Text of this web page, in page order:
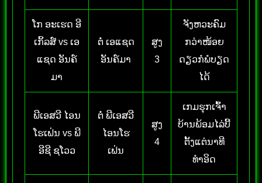
ໂກ ອະເຮດ ອີ
ເກິ້ລສ໌ vs ເອ
ແຊດ ອັນຄ໌
ມາ
ຕໍ່ ເອແຊດ
ອັນຄ໌ມາ
ສູງ
3
ຈັງຫວະຄົມ
ກວ່າໜ້ອຍ
ດຽວກໍພໍບຽດ
ໄດ້
ພີເອສວີ ໄອນ
ໂຮເຟ່ນ vs ພີ
ອີຊີ ຊໂວວ
ຕໍ່ ພີເອສວີ
ໄອນໂຮ
ເຟ່ນ
ສູງ
4
ເກມຮຸກເຈົ້າ
ບ້ານພ້ອມໄລ່ບີ້
ຕັ້ງແຕ່ນາທີ
ທຳອິດ